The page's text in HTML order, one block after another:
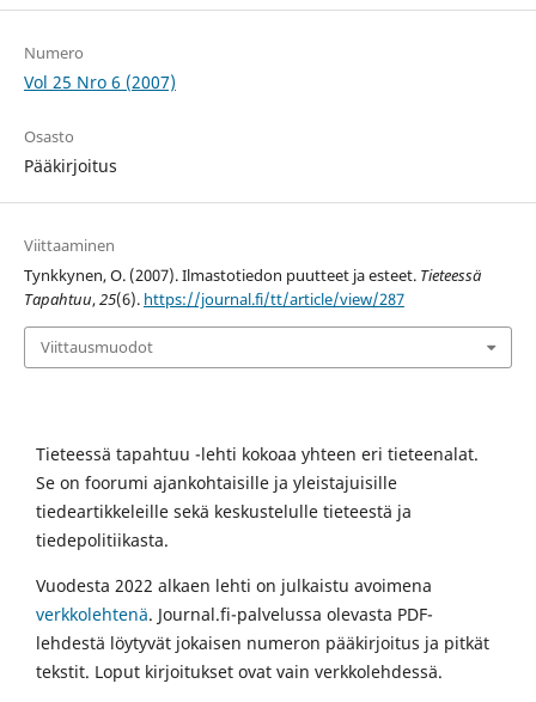
Numero
Vol 25 Nro 6 (2007)
Osasto
Pääkirjoitus
Viittaaminen
Tynkkynen, O. (2007). Ilmastotiedon puutteet ja esteet. Tieteessä
Tapahtuu,25(6). https://journal.fi/tt/article/view/287
Viittausmuodot
Tieteessä tapahtuu -lehti kokoaa yhteen eri tieteenalat.
Se on foorumi ajankohtaisille ja yleistajuisille
tiedeartikkeleille sekä keskustelulle tieteestä ja
tiedepolitiikasta.
Vuodesta 2022 alkaen lehti on julkaistu avoimena
verkkolehtenä. Journal.fi-palvelussa olevasta PDF-
lehdestä löytyvät jokaisen numeron pääkirjoitus ja pitkät
tekstit. Loput kirjoitukset ovat vain verkkolehdessä.